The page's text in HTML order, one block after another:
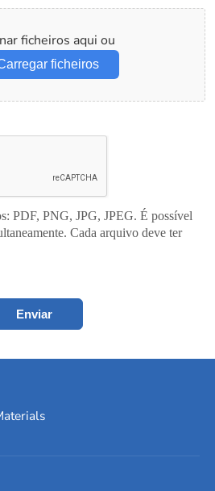
ficheiros aqui ou
ficheiros
PDF, PNG, JPG, JPEG. É possível
Cada arquivo deve ter
Enviar